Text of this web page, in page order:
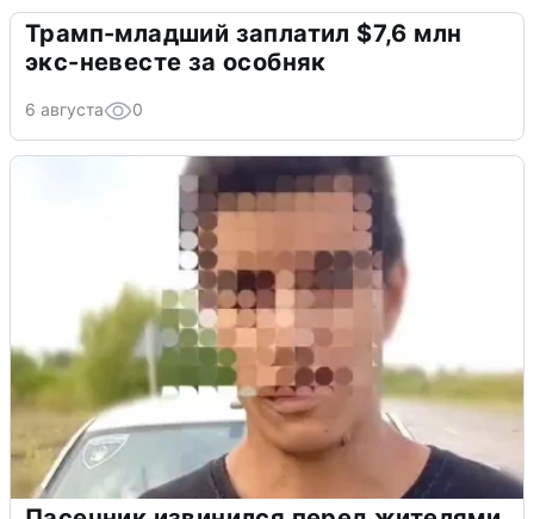
Трамп-младший заплатил $7,6 млн
экс-невесте за особняк
6 августа 0